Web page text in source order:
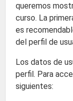
queremos
curso. La
es
del perfil de
Los datos de
perfil. Para
siguientes: